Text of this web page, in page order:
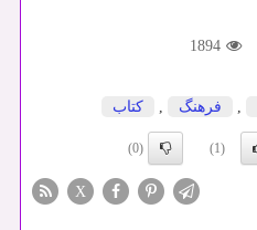
1894
, فرهنگ , كتاب
(1)
(0)
X